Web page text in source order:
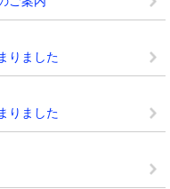
りました
りました